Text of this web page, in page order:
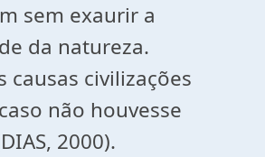
sem exaurir a
da natureza.
causas civilizações
não houvesse
2000).